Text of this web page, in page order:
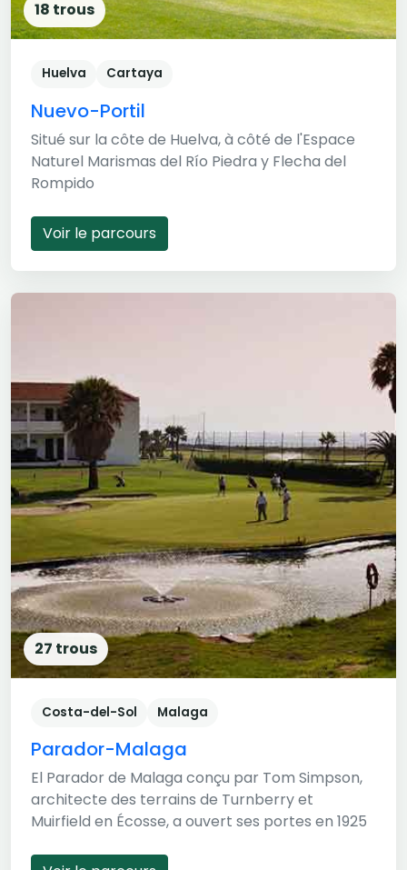
18 trous
Huelva Cartaya
Nuevo-Portil
Situé sur la côte de Huelva, à côté de l'Espace
Naturel Marismas del Río Piedra y Flecha del
Rompido
Voir le parcours
27 trous
Costa-del-Sol Malaga
Parador-Malaga
El Parador de Malaga conçu par Tom Simpson,
architecte des terrains de Turnberry et
Muirfield en Écosse, a ouvert ses portes en 1925